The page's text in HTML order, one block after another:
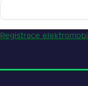
Registrace